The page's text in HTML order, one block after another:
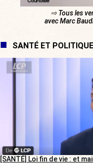
⇨ Tous les
avec Marc
SANTÉ ET POLITIQUE
[SANTÉ] Loi fin de vie : et